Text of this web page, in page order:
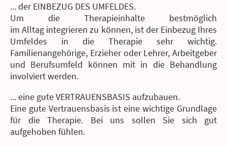
... der EINBEZUG DES UMFELDES.
Um die Therapieinhalte bestmöglich
im Alltag integrieren zu können, ist der Einbezug Ihres
Umfeldes in die Therapie sehr wichtig.
Familienangehörige, Erzieher oder Lehrer, Arbeitgeber
und Berufsumfeld können mit in die Behandlung
involviert werden.
... eine gute VERTRAUENSBASIS aufzubauen.
Eine gute Vertrauensbasis ist eine wichtige Grundlage
für die Therapie. Bei uns sollen Sie sich gut
aufgehoben fühlen.